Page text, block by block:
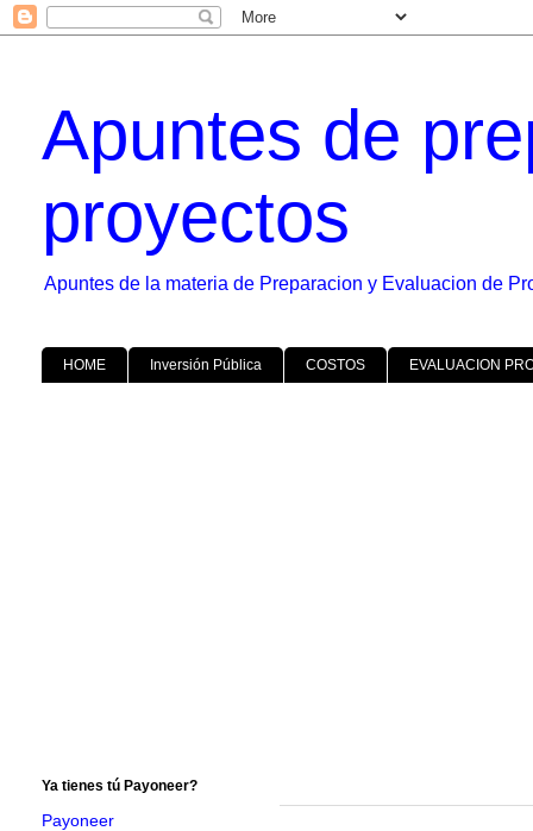
Apuntes de
proyectos
Apuntes de la materia de Preparacion y Evaluacion de
HOME Inversión Pública COSTOS EVALUACION
Ya tienes tú Payoneer?
Payoneer